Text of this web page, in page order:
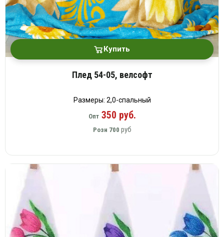
Купить
Плед 54-05, велсофт
Размеры: 2,0-спальный
Опт350 руб.
Розн 700 руб